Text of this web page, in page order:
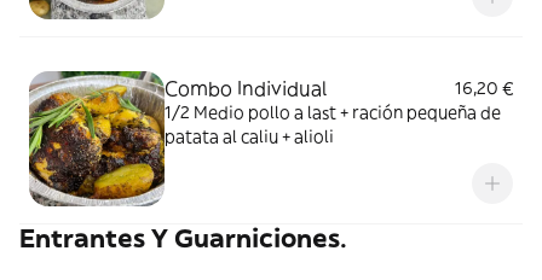
Combo Individual
16,20 €
1/2 Medio pollo a last + ración pequeña de
patata al caliu + alioli
Entrantes Y Guarniciones.